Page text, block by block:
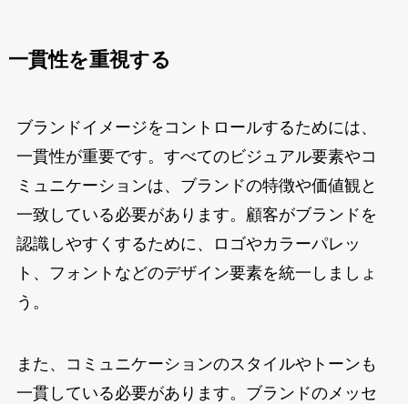
一貫性を重視する
ブランドイメージをコントロールするためには、
一貫性が重要です。すべてのビジュアル要素やコ
ミュニケーションは、ブランドの特徴や価値観と
一致している必要があります。顧客がブランドを
認識しやすくするために、ロゴやカラーパレッ
ト、フォントなどのデザイン要素を統一しましょ
う。
また、コミュニケーションのスタイルやトーンも
一貫している必要があります。ブランドのメッセ